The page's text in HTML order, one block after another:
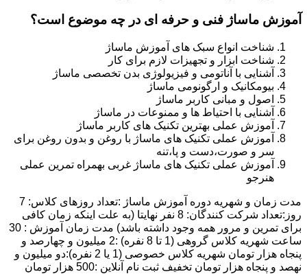
آموزش ماساژ فنی و حرفه ای در چه موضوع است؟
شناخت انواع سبک های آموزش ماساژ
شناخت ابزار و تجهیزات لازم برای کار
آشنایی با آناتومی و فیزیولوژی بدن تخصصی ماساژ
بیومکانیک و ارگونومی ماساژ
اصول و مبانی کاربر ماساژ
آشنایی با احتیاط ها و ممنوعات در ماساژ
آموزش عملی بهترین تکنیک های کاربر ماساژ
آموزش عملی تکنیک های ماساژ با روغن و بدون روغن برای
سر و صورت،دست و پا،تنه
آموزش عملی تکنیک های ماساژ غربی بهمراه تمرین عملی
هنرجو
مدت زمان و شهریه دوره آموزش ماساژ :تعداد روزهای کلاس: 7
روز:تعداد شرکت کنندگان: 8 نفر نهایتا (به علت اینکه زمان کافی
برای تمرین و مرور همه وجود داشته باشد) مدت زمان آموزش : 30
ساعت شهریه کلاس گروهی (1 تا 8 نفره) :2 میلیون و چهارصد و
پنجاه هزار تومان شهریه کلاس خصوصی (1 یا 2 نفره):دو میلیون و
نهصد و پنجاه هزار تومان تخفیف ثبت نام آنلاین :500 هزار تومان